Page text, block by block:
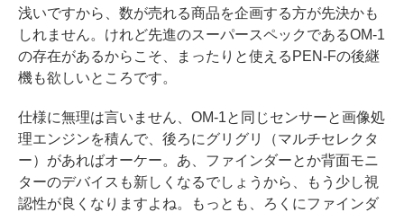
浅いですから、数が売れる商品を企画する方が先決かも
しれません。けれど先進のスーパースペックであるOM-1
の存在があるからこそ、まったりと使えるPEN-Fの後継
機も欲しいところです。
仕様に無理は言いません、OM-1と同じセンサーと画像処
理エンジンを積んで、後ろにグリグリ（マルチセレクタ
ー）があればオーケー。あ、ファインダーとか背面モニ
ターのデバイスも新しくなるでしょうから、もう少し視
認性が良くなりますよね。もっとも、ろくにファインダ